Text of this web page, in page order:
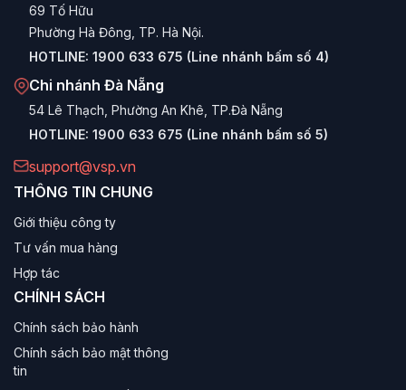
69 Tố Hữu
Phường Hà Đông, TP. Hà Nội.
HOTLINE: 1900 633 675 (Line nhánh bấm số 4)
Chi nhánh Đà Nẵng
54 Lê Thạch, Phường An Khê, TP.Đà Nẵng
HOTLINE: 1900 633 675 (Line nhánh bấm số 5)
support@vsp.vn
THÔNG TIN CHUNG
Giới thiệu công ty
Tư vấn mua hàng
Hợp tác
CHÍNH SÁCH
Chính sách bảo hành
Chính sách bảo mật thông
tin